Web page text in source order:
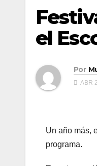
el
Por
ABR
Un año más,
programa.